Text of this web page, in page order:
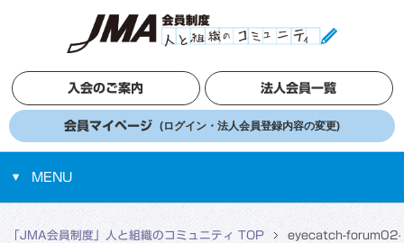
入会のご案内 法人会員一覧
会員マイページ (ログイン・法人会員登録内容の変更)
MENU
「JMA会員制度」人と組織のコミュニティ TOP eyecatch-